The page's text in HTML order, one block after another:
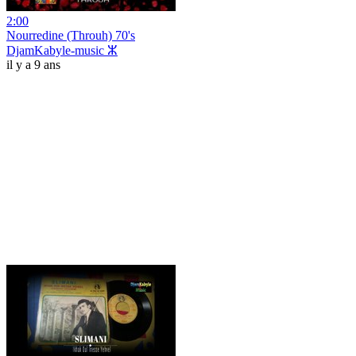
2:00
Nourredine (Throuh) 70's
DjamKabyle-music ⵣ
il y a 9 ans